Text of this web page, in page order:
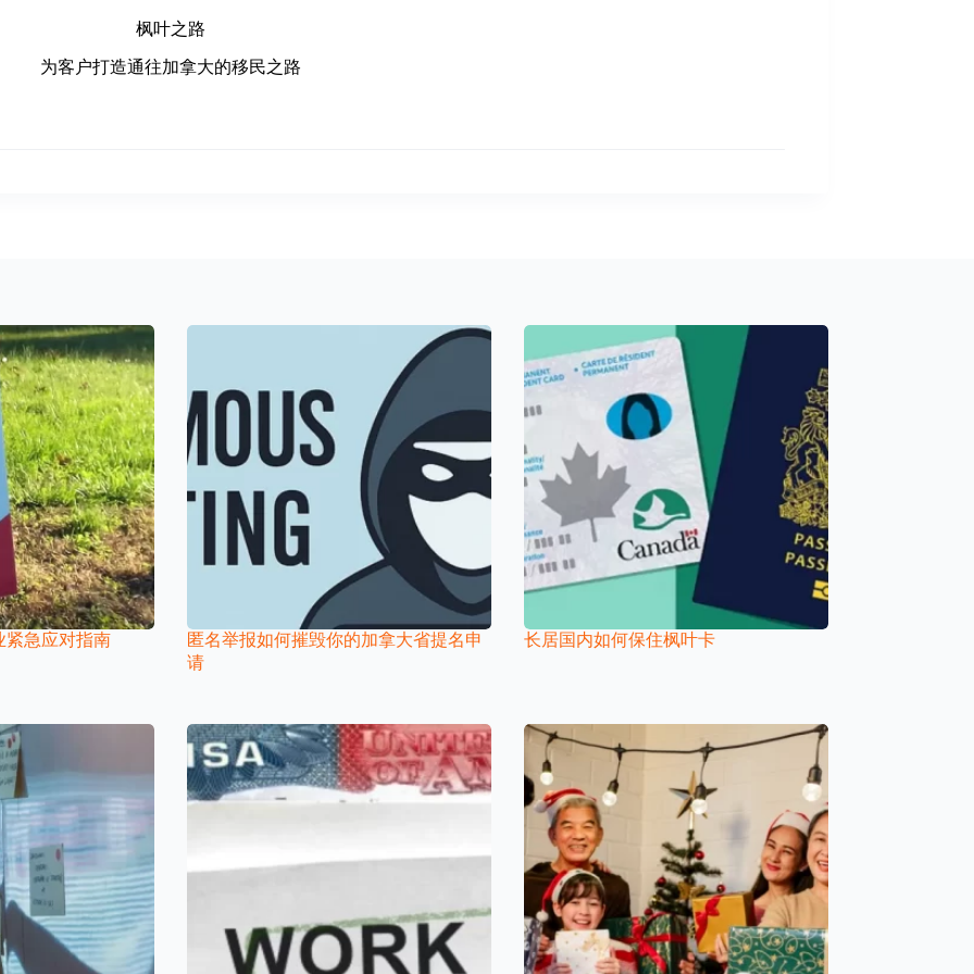
枫叶之路
为客户打造通往加拿大的移民之路
紧急应对指南
匿名举报如何摧毁你的加拿大省提名申
请
长居国内如何保住枫叶卡